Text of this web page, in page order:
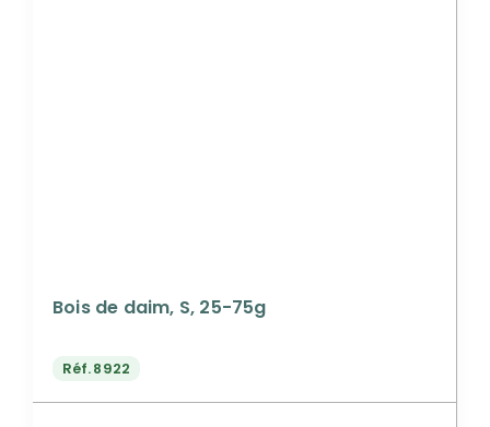
Bois de daim, S, 25-75g
Réf.8922